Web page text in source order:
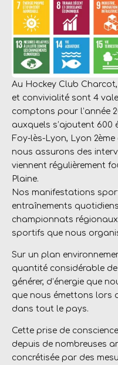
Au Hockey Club
et convivialité sont 4
comptons pour l’année
auxquels s’ajoutent 600
Foy-lès-Lyon, Lyon
nous assurons des
viennent régulièrement
Plaine.
Nos manifestations
entraînements
championnats
sportifs que nous
Sur un plan
quantité considérable
générer, d’énergie que
que nous émettons lors
dans tout le pays.
Cette prise de
depuis de nombreuses
concrétisée par des